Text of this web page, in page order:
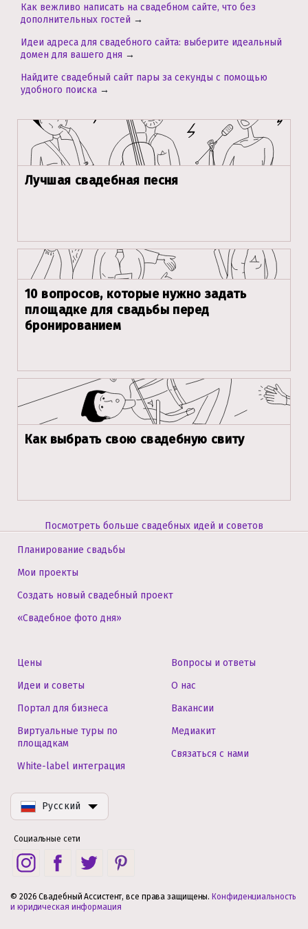
Как вежливо написать на свадебном сайте, что без
дополнительных гостей →
Идеи адреса для свадебного сайта: выберите идеальный
домен для вашего дня →
Найдите свадебный сайт пары за секунды с помощью
удобного поиска →
Лучшая свадебная песня
10 вопросов, которые нужно задать
площадке для свадьбы перед
бронированием
Как выбрать свою свадебную свиту
Посмотреть больше свадебных идей и советов
Планирование свадьбы
Мои проекты
Создать новый свадебный проект
«Свадебное фото дня»
Цены
Идеи и советы
Портал для бизнеса
Виртуальные туры по
площадкам
White-label интеграция
Вопросы и ответы
О нас
Вакансии
Медиакит
Связаться с нами
Русский
Социальные сети
© 2026 Свадебный Ассистент, все права защищены. Конфиденциальность
и юридическая информация